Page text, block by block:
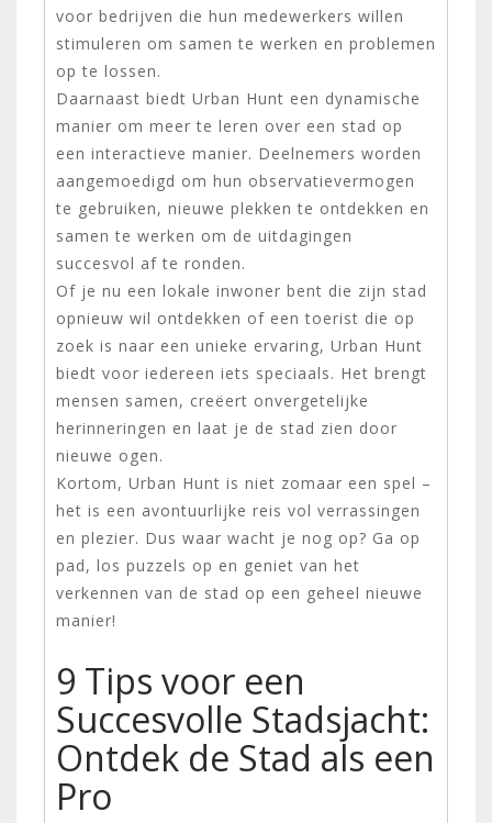
voor bedrijven die hun medewerkers willen
stimuleren om samen te werken en problemen
op te lossen.
Daarnaast biedt Urban Hunt een dynamische
manier om meer te leren over een stad op
een interactieve manier. Deelnemers worden
aangemoedigd om hun observatievermogen
te gebruiken, nieuwe plekken te ontdekken en
samen te werken om de uitdagingen
succesvol af te ronden.
Of je nu een lokale inwoner bent die zijn stad
opnieuw wil ontdekken of een toerist die op
zoek is naar een unieke ervaring, Urban Hunt
biedt voor iedereen iets speciaals. Het brengt
mensen samen, creëert onvergetelijke
herinneringen en laat je de stad zien door
nieuwe ogen.
Kortom, Urban Hunt is niet zomaar een spel –
het is een avontuurlijke reis vol verrassingen
en plezier. Dus waar wacht je nog op? Ga op
pad, los puzzels op en geniet van het
verkennen van de stad op een geheel nieuwe
manier!
9 Tips voor een
Succesvolle Stadsjacht:
Ontdek de Stad als een
Pro